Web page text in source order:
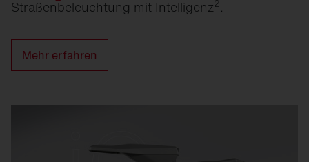
Straßen­beleuchtung mit Intelligenz2 .
Mehr erfahren